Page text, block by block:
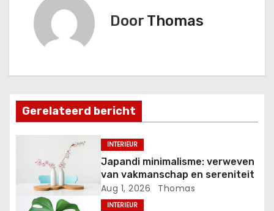
t
n
Door Thomas
Gerelateerd bericht
INTERIEUR
Japandi minimalisme: verweven
van vakmanschap en sereniteit
Aug 1, 2026 Thomas
INTERIEUR